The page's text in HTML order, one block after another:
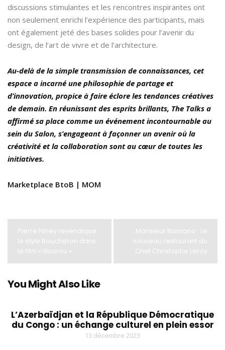
discussions stimulantes et les rencontres inspirantes ont
non seulement enrichi l’expérience des participants, mais
ont également jeté des bases solides pour l’avenir du
design, de l’art de vivre et de l’architecture.
Au-delà de la simple transmission de connaissances, cet
espace a incarné une philosophie de partage et
d’innovation, propice à faire éclore les tendances créatives
de demain. En réunissant des esprits brillants, The Talks a
affirmé sa place comme un événement incontournable au
sein du Salon, s’engageant à façonner un avenir où la
créativité et la collaboration sont au cœur de toutes les
initiatives.
Marketplace BtoB | MOM
Pierre Niney revendique
le style Boucheron dans
le film « Gourou »
Monsieur Bassano : Le
nouveau restaurant du
Chef Christophe Leroy
You Might Also Like
L’Azerbaïdjan et la République Démocratique
du Congo : un échange culturel en plein essor
13 décembre 2023